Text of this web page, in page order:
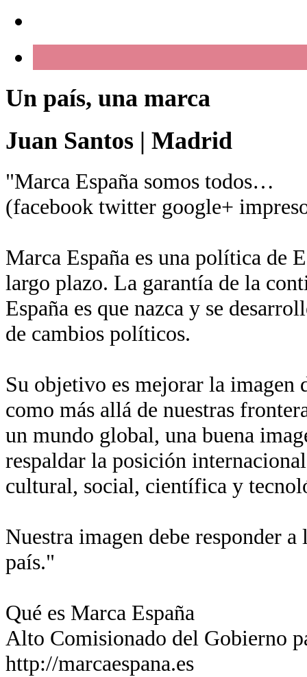
Un país, una marca
Juan Santos | Madrid
"Marca España somos todos…
(facebook twitter google+
Marca España es una política de
largo plazo. La garantía de la
España es que nazca y se
de cambios políticos.
Su objetivo es mejorar la imagen
como más allá de nuestras
un mundo global, una buena
respaldar la posición
cultural, social, científica y
Nuestra imagen debe responder
país."
Qué es Marca España
Alto Comisionado del Gobierno
http://marcaespana.es